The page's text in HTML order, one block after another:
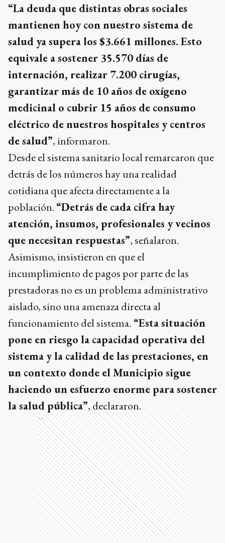
“La deuda que distintas obras sociales
mantienen hoy con nuestro sistema de
salud ya supera los $3.661 millones. Esto
equivale a sostener 35.570 días de
internación, realizar 7.200 cirugías,
garantizar más de 10 años de oxígeno
medicinal o cubrir 15 años de consumo
eléctrico de nuestros hospitales y centros
de salud”, informaron.
Desde el sistema sanitario local remarcaron que
detrás de los números hay una realidad
cotidiana que afecta directamente a la
población. “Detrás de cada cifra hay
atención, insumos, profesionales y vecinos
que necesitan respuestas”, señalaron.
Asimismo, insistieron en que el
incumplimiento de pagos por parte de las
prestadoras no es un problema administrativo
aislado, sino una amenaza directa al
funcionamiento del sistema. “Esta situación
pone en riesgo la capacidad operativa del
sistema y la calidad de las prestaciones, en
un contexto donde el Municipio sigue
haciendo un esfuerzo enorme para sostener
la salud pública”, declararon.
Ads